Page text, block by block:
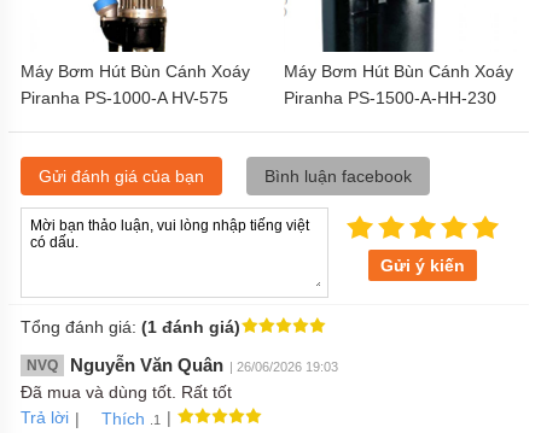
Máy Bơm Hút Bùn Cánh Xoáy
Piranha PS-1000-A HV-575
Máy Bơm Hút Bùn Cánh Xoáy
Piranha PS-1500-A-HH-230
Gửi đánh giá của bạn Bình luận facebook
Gửi ý kiến
Tổng đánh giá: (1 đánh giá)
NVQ Nguyễn Văn Quân | 26/06/2026 19:03
Đã mua và dùng tốt. Rất tốt
Trả lời | Thích .1 |